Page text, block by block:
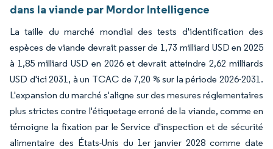
dans la viande par Mordor Intelligence
La taille du marché mondial des tests d'identification des
espèces de viande devrait passer de 1,73 milliard USD en 2025
à 1,85 milliard USD en 2026 et devrait atteindre 2,62 milliards
USD d'ici 2031, à un TCAC de 7,20 % sur la période 2026-2031.
L'expansion du marché s'aligne sur des mesures réglementaires
plus strictes contre l'étiquetage erroné de la viande, comme en
témoigne la fixation par le Service d'inspection et de sécurité
alimentaire des États-Unis du 1er janvier 2028 comme date